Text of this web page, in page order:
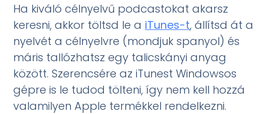
Ha kiváló célnyelvű podcastokat akarsz
keresni, akkor töltsd le a iTunes-t, állítsd át a
nyelvét a célnyelvre (mondjuk spanyol) és
máris tallózhatsz egy talicskányi anyag
között. Szerencsére az iTunest Windowsos
gépre is le tudod tölteni, így nem kell hozzá
valamilyen Apple termékkel rendelkezni.